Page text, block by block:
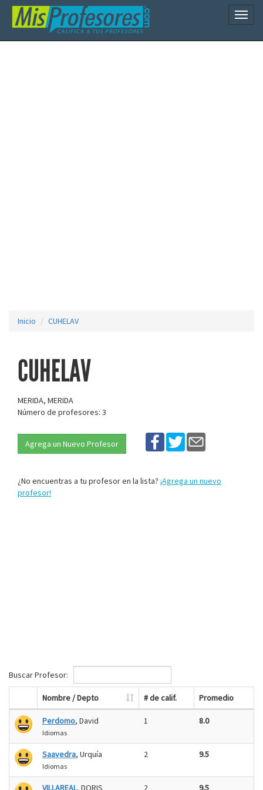
Inicio CUHELAV
CUHELAV
MERIDA, MERIDA
Número de profesores: 3
Agrega un Nuevo Profesor
¿No encuentras a tu profesor en la lista? ¡Agrega un nuevo
profesor!
Buscar Profesor:
Nombre / Depto # de calif. Promedio
Perdomo, David
Idiomas
1 8.0
Saavedra, Urquía
Idiomas
2 9.5
VILLAREAL, DORIS 2 9.5